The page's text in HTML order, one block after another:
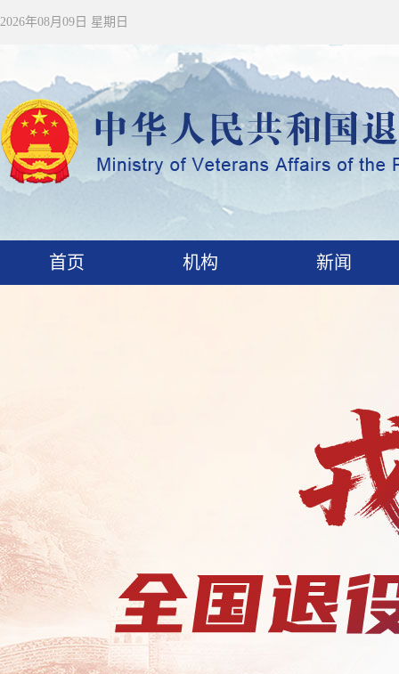
2026年08月09日 星期日
首页 机构 新闻